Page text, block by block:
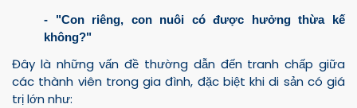
- "Con riêng, con nuôi có được hưởng thừa kế
không?"
Đây là những vấn đề thường dẫn đến tranh chấp giữa
các thành viên trong gia đình, đặc biệt khi di sản có giá
trị lớn như: